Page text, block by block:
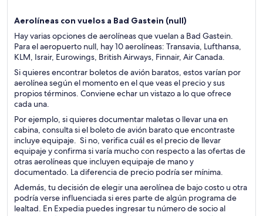
Aerolíneas con vuelos a Bad Gastein (null)
Hay varias opciones de aerolíneas que vuelan a Bad Gastein.
Para el aeropuerto null, hay 10 aerolíneas: Transavia, Lufthansa,
KLM, Israir, Eurowings, British Airways, Finnair, Air Canada.
Si quieres encontrar boletos de avión baratos, estos varían por
aerolínea según el momento en el que veas el precio y sus
propios términos. Conviene echar un vistazo a lo que ofrece
cada una.
Por ejemplo, si quieres documentar maletas o llevar una en
cabina, consulta si el boleto de avión barato que encontraste
incluye equipaje. Si no, verifica cuál es el precio de llevar
equipaje y confirma si varía mucho con respecto a las ofertas de
otras aerolíneas que incluyen equipaje de mano y
documentado. La diferencia de precio podría ser mínima.
Además, tu decisión de elegir una aerolínea de bajo costo u otra
podría verse influenciada si eres parte de algún programa de
lealtad. En Expedia puedes ingresar tu número de socio al